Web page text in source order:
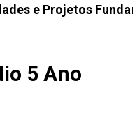
e Projetos
5 Ano